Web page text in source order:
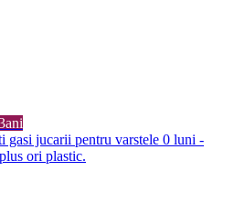
gasi jucarii pentru varstele 0 luni -
ori plastic.